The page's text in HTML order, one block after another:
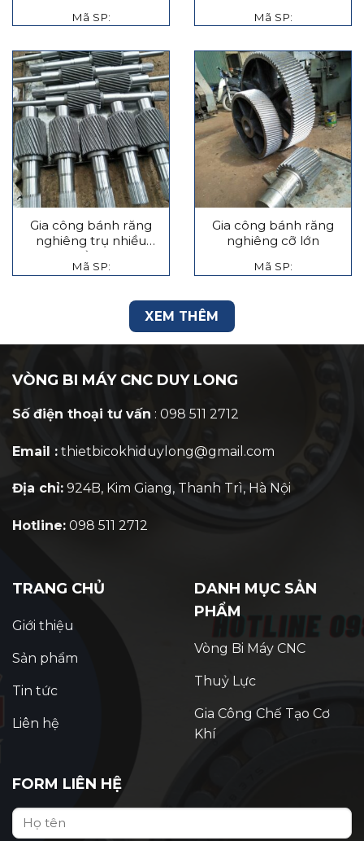
Mã SP: Mã SP:
Gia công bánh răng
nghiêng trụ nhiều
tầng
Mã SP:
Gia công bánh răng
nghiêng cỡ lớn
Mã SP:
XEM THÊM
VÒNG BI MÁY CNC DUY LONG
Số điện thoại tư vấn : 098 511 2712
Email : thietbicokhiduylong@gmail.com
Địa chỉ: 924B, Kim Giang, Thanh Trì, Hà Nội
Hotline: 098 511 2712
TRANG CHỦ
Giới thiệu
Sản phẩm
Tin tức
Liên hệ
DANH MỤC SẢN
PHẨM
Vòng Bi Máy CNC
Thuỷ Lực
Gia Công Chế Tạo Cơ
Khí
FORM LIÊN HỆ